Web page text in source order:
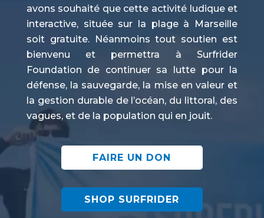
avons souhaité que cette activité ludique et
interactive, située sur la plage à Marseille
soit gratuite. Néanmoins tout soutien est
bienvenu et permettra à Surfrider
Foundation de continuer sa lutte pour la
défense, la sauvegarde, la mise en valeur et
la gestion durable de l’océan, du littoral, des
vagues, et de la population qui en jouit.
FAIRE UN DON
SHOP SURFRIDER